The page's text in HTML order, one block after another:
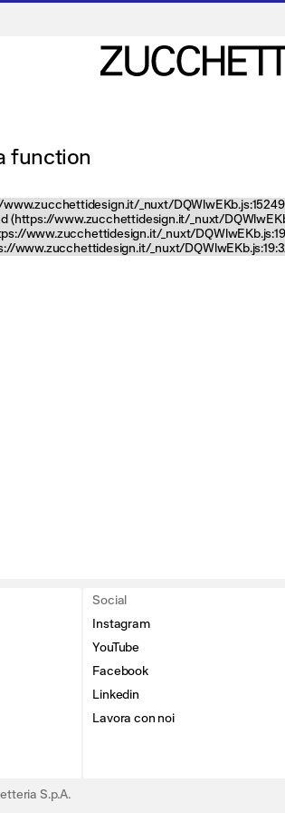
function
_nuxt/
www.zucchettidesign.it/_nuxt/
www.zucchettidesign.it/_nuxt/
www.zucchettidesign.it/_nuxt/
Social
Instagram
YouTube
Facebook
Linkedin
Lavora con noi
S.p.A.